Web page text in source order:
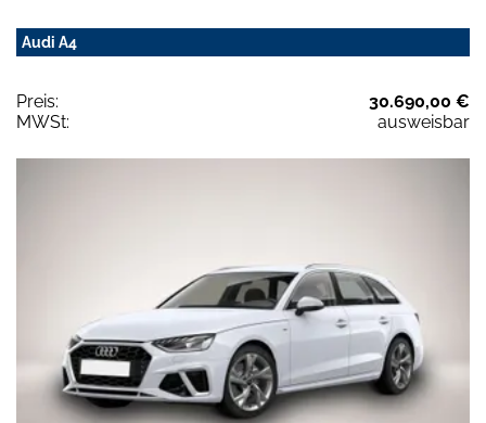
Audi A4
Preis:
30.690,00 €
MWSt:
ausweisbar